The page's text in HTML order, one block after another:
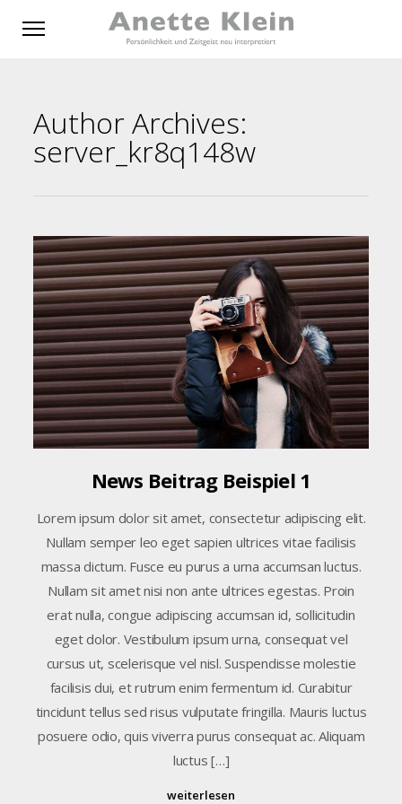
Author Archives:
server_kr8q148w
News Beitrag Beispiel 1
Lorem ipsum dolor sit amet, consectetur adipiscing elit.
Nullam semper leo eget sapien ultrices vitae facilisis
massa dictum. Fusce eu purus a urna accumsan luctus.
Nullam sit amet nisi non ante ultrices egestas. Proin
erat nulla, congue adipiscing accumsan id, sollicitudin
eget dolor. Vestibulum ipsum urna, consequat vel
cursus ut, scelerisque vel nisl. Suspendisse molestie
facilisis dui, et rutrum enim fermentum id. Curabitur
tincidunt tellus sed risus vulputate fringilla. Mauris luctus
posuere odio, quis viverra purus consequat ac. Aliquam
luctus […]
weiterlesen